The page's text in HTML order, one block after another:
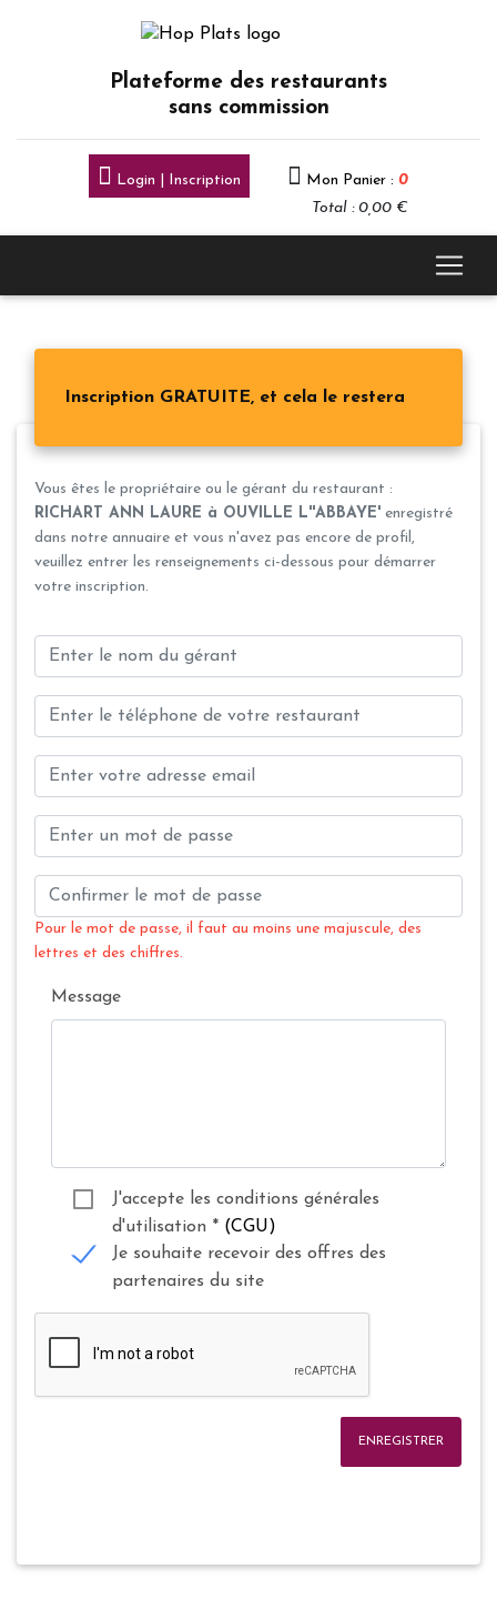
Plateforme des restaurants
sans commission
Login | Inscription Mon Panier : 0
Total : 0,00 €
Inscription GRATUITE, et cela le restera
Vous êtes le propriétaire ou le gérant du restaurant :
RICHART ANN LAURE à OUVILLE L''ABBAYE' enregistré
dans notre annuaire et vous n'avez pas encore de profil,
veuillez entrer les renseignements ci-dessous pour démarrer
votre inscription.
Pour le mot de passe, il faut au moins une majuscule, des
lettres et des chiffres.
Message
J'accepte les conditions générales
d'utilisation * (CGU)
Je souhaite recevoir des offres des
partenaires du site
ENREGISTRER